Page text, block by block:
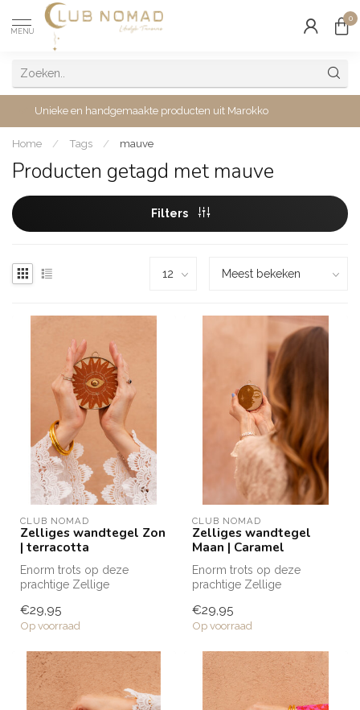
MENU
0
Unieke en handgemaakte producten uit Marokko
Home / Tags / mauve
Producten getagd met mauve
Filters
CLUB NOMAD
Zelliges wandtegel Zon
| terracotta
Enorm trots op deze
prachtige Zellige
eigen ontwerp zij...
€29,95
Op voorraad
CLUB NOMAD
Zelliges wandtegel
Maan | Caramel
Enorm trots op deze
prachtige Zellige
eigen ontwerp zij...
€29,95
Op voorraad